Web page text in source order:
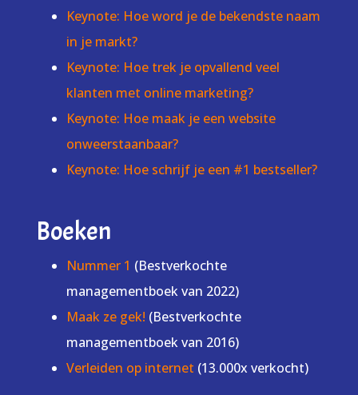
Keynote: Hoe word je de bekendste naam
in je markt?
Keynote: Hoe trek je opvallend veel
klanten met online marketing?
Keynote: Hoe maak je een website
onweerstaanbaar?
Keynote: Hoe schrijf je een #1 bestseller?
Boeken
Nummer 1 (Bestverkochte
managementboek van 2022)
Maak ze gek! (Bestverkochte
managementboek van 2016)
Verleiden op internet (13.000x verkocht)